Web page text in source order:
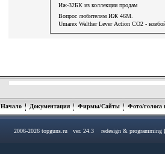
Иж-32БК из коллекции продам
Вопрос любителям ИЖ 46М.
Umarex Walther Lever Action СО2 -
Начало Документация Фирмы/Сайты Фото/голоса
2006-2026 topguns.ru ver. 24.3 redesign & programming